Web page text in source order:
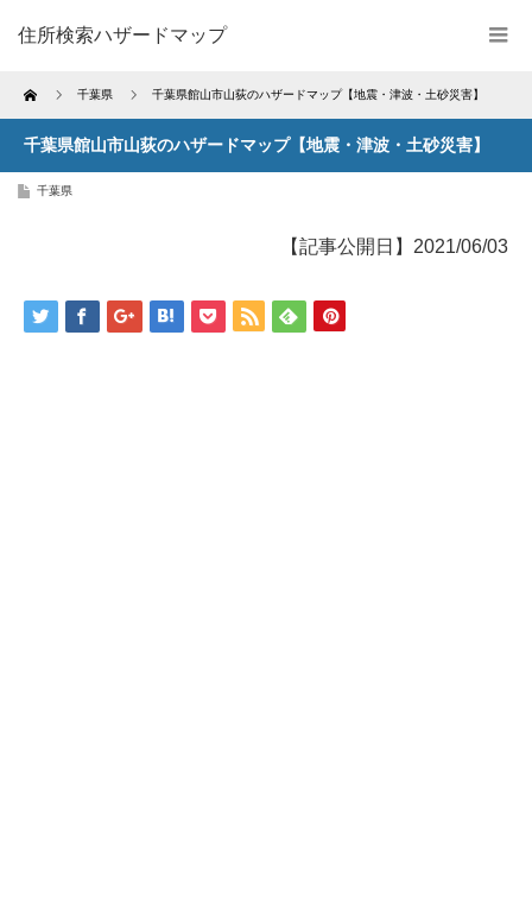
住所検索ハザードマップ
Home 千葉県 千葉県館山市山荻のハザードマップ【地震・津波・土砂災害】
千葉県館山市山荻のハザードマップ【地震・津波・土砂災害】
千葉県
【記事公開日】2021/06/03